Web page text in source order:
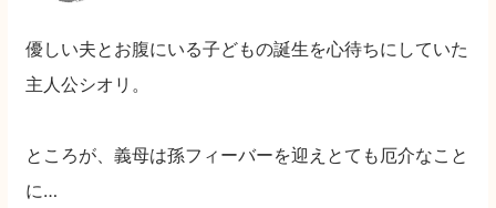
優しい夫とお腹にいる子どもの誕生を心待ちにしていた
主人公シオリ。
ところが、義母は孫フィーバーを迎えとても厄介なこと
に…